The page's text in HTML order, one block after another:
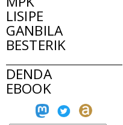
LISIPE
GANBILA
BESTERIK
DENDA
EBOOK